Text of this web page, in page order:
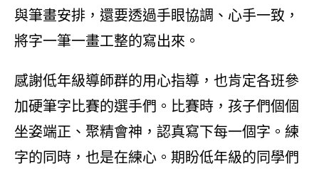
與筆畫安排，還要透過手眼協調、心手一致，
將字一筆一畫工整的寫出來。
感謝低年級導師群的用心指導，也肯定各班參
加硬筆字比賽的選手們。比賽時，孩子們個個
坐姿端正、聚精會神，認真寫下每一個字。練
字的同時，也是在練心。期盼低年級的同學們